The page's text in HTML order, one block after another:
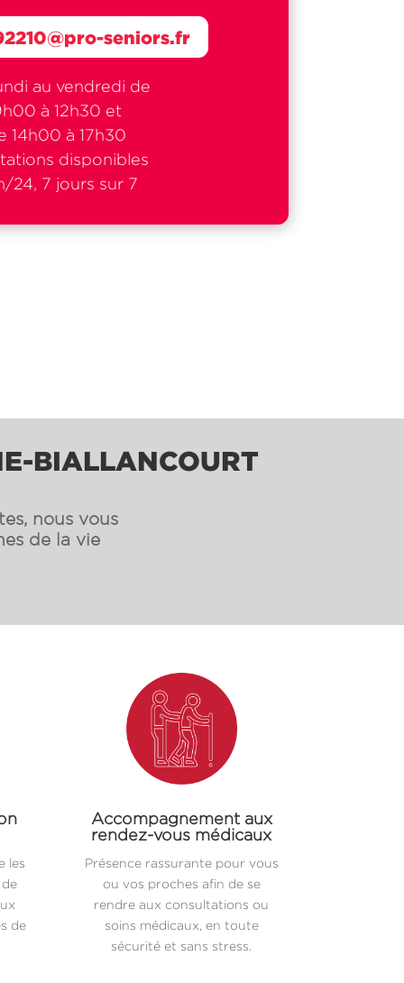
au vendredi de
à 12h30 et
14h00 à 17h30
disponibles
24, 7 jours sur 7
seniors.fr
BIALLANCOURT
nous vous
de la vie
les
de
Accompagnement aux
rendez-vous médicaux
Présence rassurante pour vous
ou vos proches afin de se
rendre aux consultations ou
soins médicaux, en toute
sécurité et sans stress.